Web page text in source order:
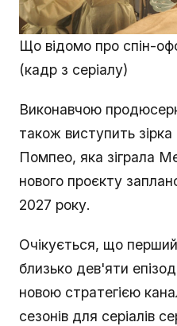
Що відомо про спін-
(кадр з серіалу)
Виконавчою
також виступить зірка
Помпео, яка зіграла
нового проєкту
2027 року.
Очікується, що
близько дев'яти
новою стратегією
сезонів для серіалів